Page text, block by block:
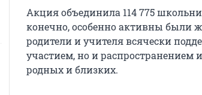
Акция объединила 114 775
конечно, особенно активны были
родители и учителя всячески
участием, но и распространением
родных и близких.